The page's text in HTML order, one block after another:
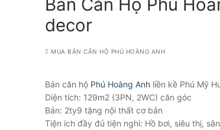
Bán Căn Hộ Phú
decor
MUA BÁN CĂN HỘ PHÚ HOÀNG ANH
Bán căn hộ Phú Hoàng Anh liền kề Phú Mỹ
Diện tích: 129m2 (3PN, 2WC) căn góc
Bán: 2ty9 tặng nội thất cơ bản
Tiện ích đầy đủ tiện nghi: Hồ bơi, siêu thị,